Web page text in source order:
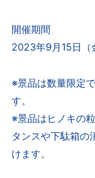
開催期間
2023年9 月 15日（
※景品は数量限定
す。
※景品はヒノキの
タンスや下駄箱の
けます。